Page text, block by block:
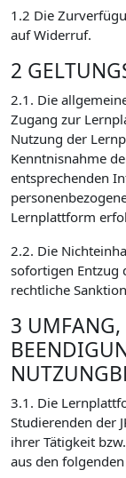
1.2 Die
auf Widerruf.
2
2.1. Die
Zugang zur
Nutzung der
Kenntnisnahme
entsprechenden
Lernplattform
2.2. Die
sofortigen Entzug
rechtliche
3 UMFANG,
3.1. Die
Studierenden der
ihrer Tätigkeit
aus den